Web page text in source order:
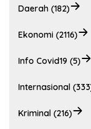
Daerah (182)
Ekonomi (2116)
Info Covid19 (5)
Internasional
Kriminal (216)